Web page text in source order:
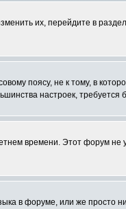
их, перейдите в раздел
поясу, не к тому, в
настроек,
времени. Этот форум
в форуме, или же